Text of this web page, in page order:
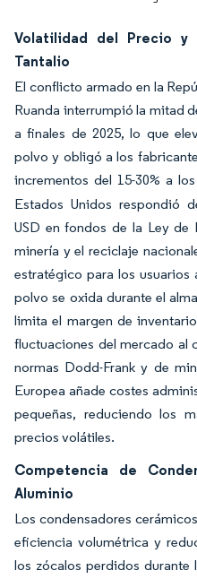
Volatilidad del Precio y
Tantalio
El conflicto armado en la
Ruanda interrumpió la mitad
a finales de 2025, lo que
polvo y obligó a los
incrementos del 15-30% a
Estados Unidos respondió
USD en fondos de la Ley de
minería y el reciclaje
estratégico para los usuarios
polvo se oxida durante el
limita el margen de
fluctuaciones del mercado al
normas Dodd-Frank y de
Europea añade costes
pequeñas, reduciendo los
precios volátiles.
Competencia de
Aluminio
Los condensadores
eficiencia volumétrica y
los zócalos perdidos durante